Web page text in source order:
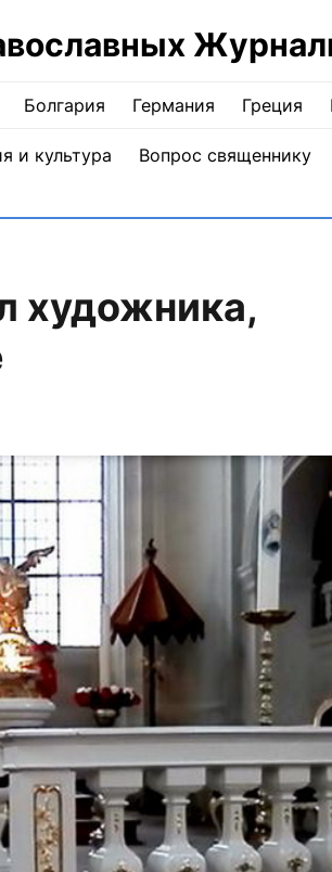
Болгария Германия Греция
и культура Вопрос священнику
художника,